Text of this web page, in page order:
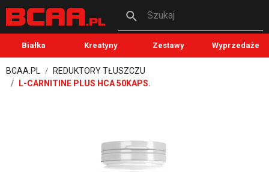
Szukaj
Białka Kreatyny Zestawy Wyprzedaże
BCAA.PL
REDUKTORY TŁUSZCZU
L-CARNITINE PLUS HCA 50KAPS.